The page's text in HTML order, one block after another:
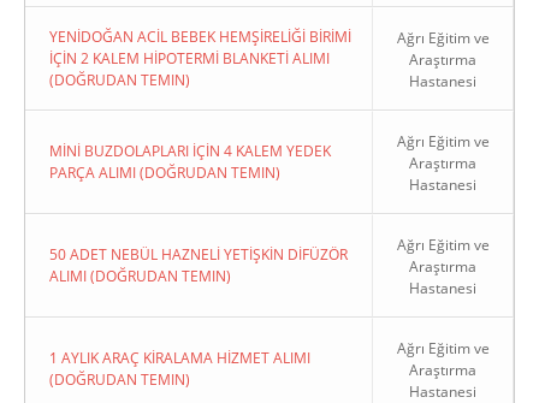
YENİDOĞAN ACİL BEBEK HEMŞİRELİĞİ BİRİMİ
İÇİN 2 KALEM HİPOTERMİ BLANKETİ ALIMI
(DOĞRUDAN TEMIN)
Ağrı Eğitim ve
Araştırma
Hastanesi
MİNİ BUZDOLAPLARI İÇİN 4 KALEM YEDEK
PARÇA ALIMI (DOĞRUDAN TEMIN)
Ağrı Eğitim ve
Araştırma
Hastanesi
50 ADET NEBÜL HAZNELİ YETİŞKİN DİFÜZÖR
ALIMI (DOĞRUDAN TEMIN)
Ağrı Eğitim ve
Araştırma
Hastanesi
1 AYLIK ARAÇ KİRALAMA HİZMET ALIMI
(DOĞRUDAN TEMIN)
Ağrı Eğitim ve
Araştırma
Hastanesi